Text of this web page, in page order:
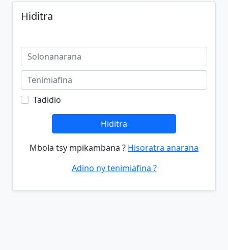
Hiditra
Tadidio
Hiditra
Mbola tsy mpikambana ? Hisoratra anarana
Adino ny tenimiafina ?